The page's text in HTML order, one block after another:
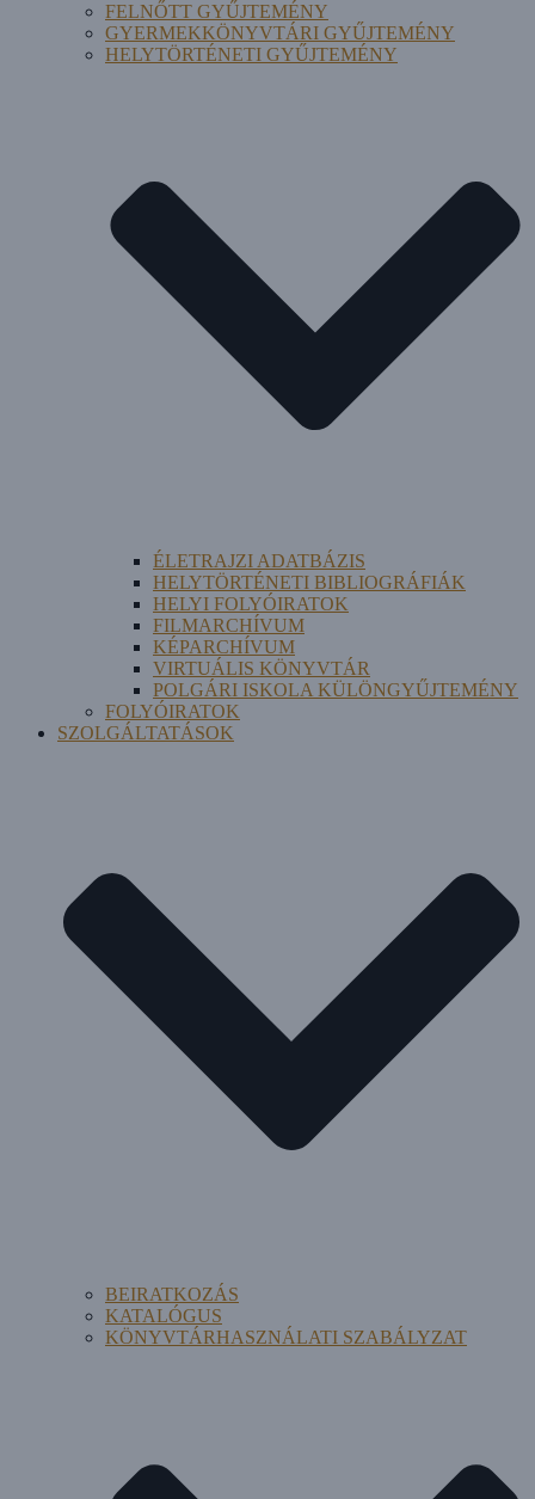
FELNŐTT GYŰJTEMÉNY
GYERMEKKÖNYVTÁRI GYŰJTEMÉNY
HELYTÖRTÉNETI GYŰJTEMÉNY
ÉLETRAJZI ADATBÁZIS
HELYTÖRTÉNETI BIBLIOGRÁFIÁK
HELYI FOLYÓIRATOK
FILMARCHÍVUM
KÉPARCHÍVUM
VIRTUÁLIS KÖNYVTÁR
POLGÁRI ISKOLA KÜLÖNGYŰJTEMÉNY
FOLYÓIRATOK
SZOLGÁLTATÁSOK
BEIRATKOZÁS
KATALÓGUS
KÖNYVTÁRHASZNÁLATI SZABÁLYZAT